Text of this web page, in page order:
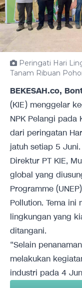
Peringati Hari
Tanam Ribuan
BEKESAH.co,
(KIE) menggelar
NPK Pelangi
dari peringatan
jatuh setiap 5 Juni.
Direktur PT KIE,
global yang
Programme
Pollution. Tema
lingkungan yang
ditangani.
“Selain
melakukan
industri pada 4